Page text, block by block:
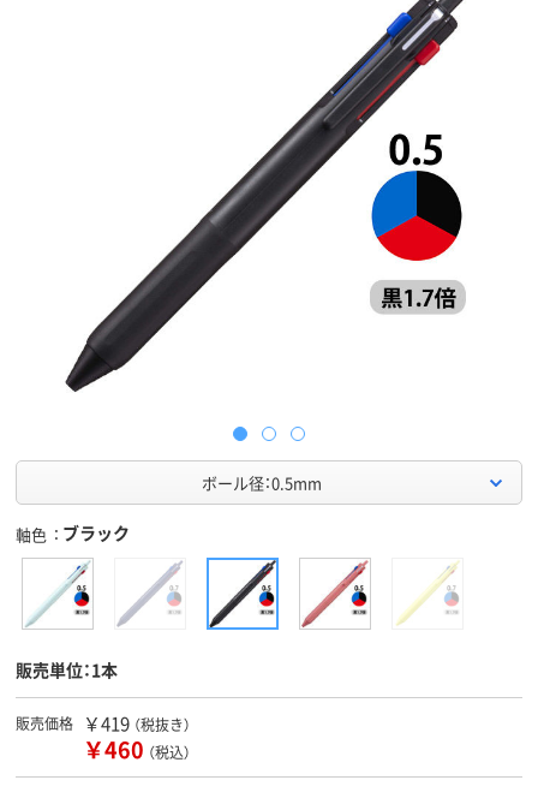
ボール径：0.5mm
軸色 ブラック
販売単位：1本
販売価格 ￥419 （税抜き）
￥460 （税込）